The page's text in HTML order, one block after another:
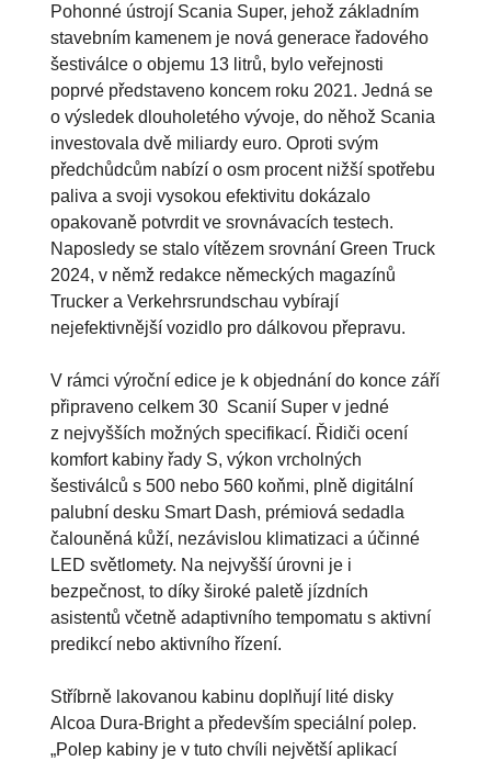
Pohonné ústrojí Scania Super, jehož základním
stavebním kamenem je nová generace řadového
šestiválce o objemu 13 litrů, bylo veřejnosti
poprvé představeno koncem roku 2021. Jedná se
o výsledek dlouholetého vývoje, do něhož Scania
investovala dvě miliardy euro. Oproti svým
předchůdcům nabízí o osm procent nižší spotřebu
paliva a svoji vysokou efektivitu dokázalo
opakovaně potvrdit ve srovnávacích testech.
Naposledy se stalo vítězem srovnání Green Truck
2024, v němž redakce německých magazínů
Trucker a Verkehrsrundschau vybírají
nejefektivnější vozidlo pro dálkovou přepravu.
V rámci výroční edice je k objednání do konce září
připraveno celkem 30 Scanií Super v jedné
z nejvyšších možných specifikací. Řidiči ocení
komfort kabiny řady S, výkon vrcholných
šestiválců s 500 nebo 560 koňmi, plně digitální
palubní desku Smart Dash, prémiová sedadla
čalouněná kůží, nezávislou klimatizaci a účinné
LED světlomety. Na nejvyšší úrovni je i
bezpečnost, to díky široké paletě jízdních
asistentů včetně adaptivního tempomatu s aktivní
predikcí nebo aktivního řízení.
Stříbrně lakovanou kabinu doplňují lité disky
Alcoa Dura-Bright a především speciální polep.
„Polep kabiny je v tuto chvíli největší aplikací